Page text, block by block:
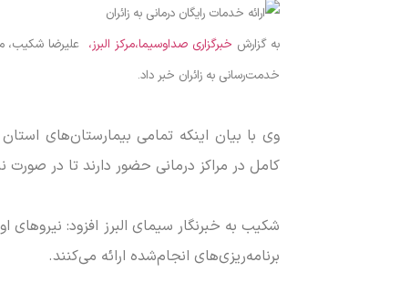
به گزارش خبرگزاری صداوسیما،مرکز البرز، علیرضا شکیب،
خدمت‌رسانی به زائران خبر داد.
کامل در مراکز درمانی حضور دارند تا در صورت
برنامه‌ریزی‌های انجام‌شده ارائه می‌کنند.